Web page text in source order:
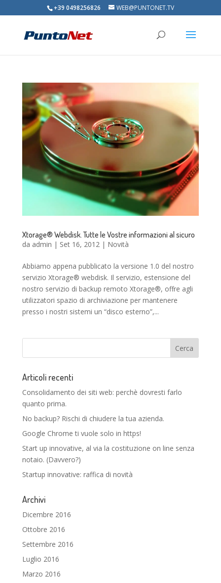
+39 0498256826 WEB@PUNTONET.TV
Xtorage® Webdisk. Tutte le Vostre informazioni al sicuro
da admin | Set 16, 2012 | Novità
Abbiamo appena pubblicato la versione 1.0 del nostro
servizio Xtorage® webdisk. Il servizio, estensione del
nostro servizio di backup remoto Xtorage®, offre agli
utilizzatori spazio di archiviazione per mantenere
presso i nostri sistemi un “disco esterno”,...
Articoli recenti
Consolidamento dei siti web: perchè dovresti farlo
quanto prima.
No backup? Rischi di chiudere la tua azienda.
Google Chrome ti vuole solo in https!
Start up innovative, al via la costituzione on line senza
notaio. (Davvero?)
Startup innovative: raffica di novità
Archivi
Dicembre 2016
Ottobre 2016
Settembre 2016
Luglio 2016
Marzo 2016